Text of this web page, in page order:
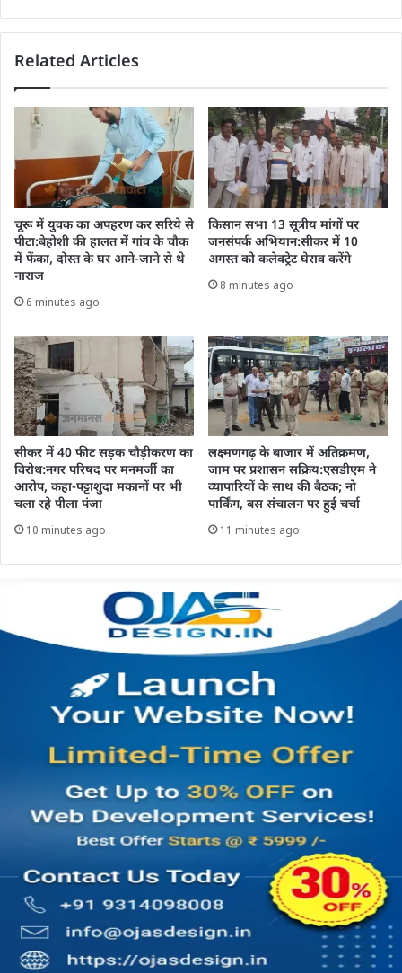
Related Articles
चूरू में युवक का अपहरण कर सरिये से
पीटा:बेहोशी की हालत में गांव के चौक
में फेंका, दोस्त के घर आने-जाने से थे
नाराज
6 minutes ago
किसान सभा 13 सूत्रीय मांगों पर
जनसंपर्क अभियान:सीकर में 10
अगस्त को कलेक्ट्रेट घेराव करेंगे
8 minutes ago
सीकर में 40 फीट सड़क चौड़ीकरण का
विरोध:नगर परिषद पर मनमर्जी का
आरोप, कहा-पट्टाशुदा मकानों पर भी
चला रहे पीला पंजा
10 minutes ago
लक्ष्मणगढ़ के बाजार में अतिक्रमण,
जाम पर प्रशासन सक्रिय:एसडीएम ने
व्यापारियों के साथ की बैठक; नो
पार्किंग, बस संचालन पर हुई चर्चा
11 minutes ago